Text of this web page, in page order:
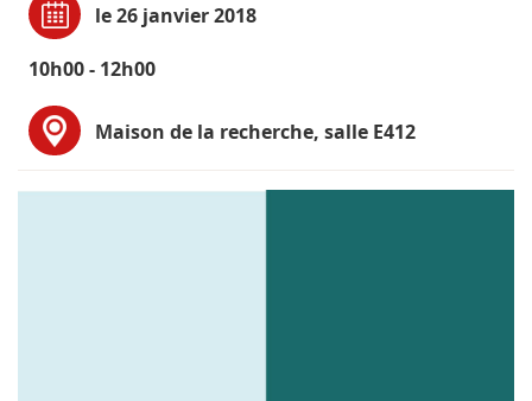
le 26 janvier 2018
10h00 - 12h00
Maison de la recherche, salle E412